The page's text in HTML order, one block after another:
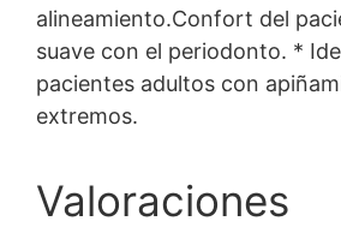
alineamiento.Confort del
suave con el periodonto. *
pacientes adultos con
extremos.
Valoraciones